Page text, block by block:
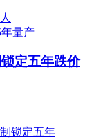
定五年跌价